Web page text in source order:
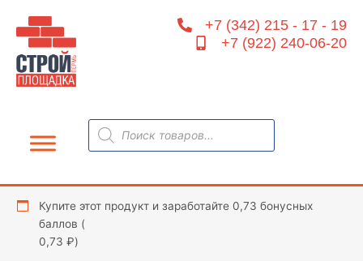
содержимому
+7 (342) 215 - 17 - 19
+7 (922) 240-06-20
Поиск
товаров
Купите этот продукт и заработайте 0,73 бонусных
баллов (
0,73 ₽)